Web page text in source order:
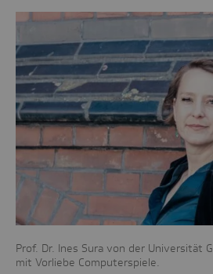
Prof. Dr. Ines Sura von der Universität
mit Vorliebe Computerspiele.